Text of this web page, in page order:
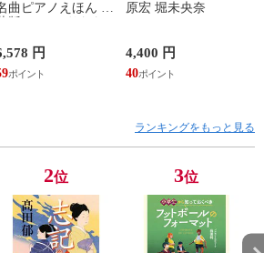
曲ピアノえほん 新
シマミワコ
円
原宏 堀未央奈
4,400 円
40
ランキングをもっと見る
2位 3位